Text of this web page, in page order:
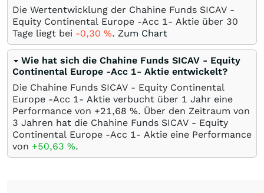
Die Wertentwicklung der Chahine Funds SICAV -
Equity Continental Europe -Acc 1- Aktie über 30
Tage liegt bei -0,30 %. Zum Chart
Wie hat sich die Chahine Funds SICAV - Equity
Continental Europe -Acc 1- Aktie entwickelt?
Die Chahine Funds SICAV - Equity Continental
Europe -Acc 1- Aktie verbucht über 1 Jahr eine
Performance von +21,68 %. Über den Zeitraum von
3 Jahren hat die Chahine Funds SICAV - Equity
Continental Europe -Acc 1- Aktie eine Performance
von +50,63 %.